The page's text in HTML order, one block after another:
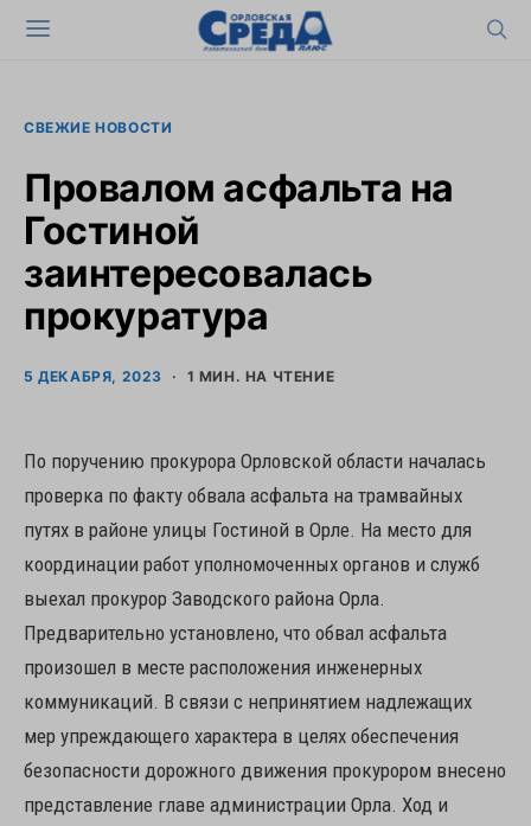
СВЕЖИЕ НОВОСТИ
Провалом асфальта на
Гостиной
заинтересовалась
прокуратура
5 ДЕКАБРЯ, 2023 1 МИН. НА ЧТЕНИЕ
По поручению прокурора Орловской области началась
проверка по факту обвала асфальта на трамвайных
путях в районе улицы Гостиной в Орле. На место для
координации работ уполномоченных органов и служб
выехал прокурор Заводского района Орла.
Предварительно установлено, что обвал асфальта
произошел в месте расположения инженерных
коммуникаций. В связи с непринятием надлежащих
мер упреждающего характера в целях обеспечения
безопасности дорожного движения прокурором внесено
представление главе администрации Орла. Ход и